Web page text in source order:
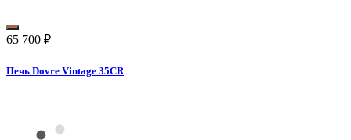
65 700 ₽
Печь Dovre Vintage 35CR